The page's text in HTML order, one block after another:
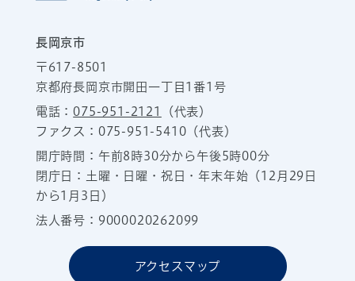
長岡京市
〒617-8501
京都府長岡京市開田一丁目1番1号
電話：075-951-2121
（代表）
ファクス：075-951-5410（代表）
開庁時間：午前8時30分から午後5時00分
閉庁日：土曜・日曜・祝日・年末年始（12月29日
から1月3日）
法人番号：9000020262099
アクセスマップ